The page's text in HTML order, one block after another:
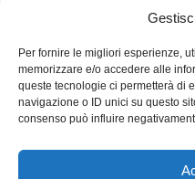
Per fornire le migliori esperienze,
memorizzare e/o accedere alle
queste tecnologie ci permetterà di
navigazione o ID unici su questo
consenso può influire
Nome